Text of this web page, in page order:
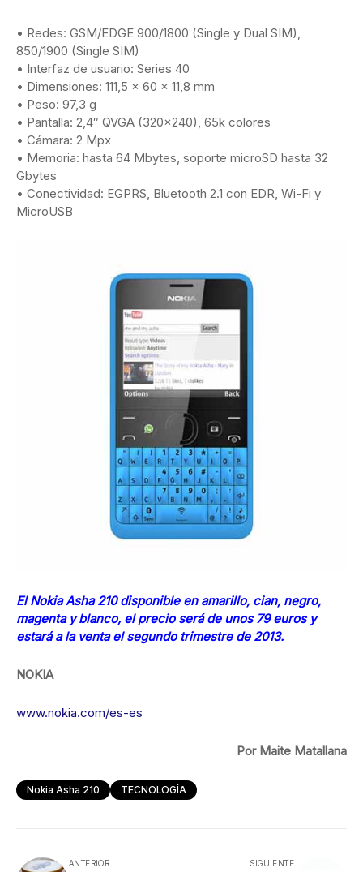
• Redes: GSM/EDGE 900/1800 (Single y Dual SIM),
850/1900 (Single SIM)
• Interfaz de usuario: Series 40
• Dimensiones: 111,5 x 60 x 11,8 mm
• Peso: 97,3 g
• Pantalla: 2,4″ QVGA (320×240), 65k colores
• Cámara: 2 Mpx
• Memoria: hasta 64 Mbytes, soporte microSD hasta 32
Gbytes
• Conectividad: EGPRS, Bluetooth 2.1 con EDR, Wi-Fi y
MicroUSB
El Nokia Asha 210 disponible en amarillo, cian, negro,
magenta y blanco, el precio será de unos 79 euros y
estará a la venta el segundo trimestre de 2013.
NOKIA
www.nokia.com/es-es
Por Maite Matallana
Nokia Asha 210 TECNOLOGÍA
ANTERIOR SIGUIENTE